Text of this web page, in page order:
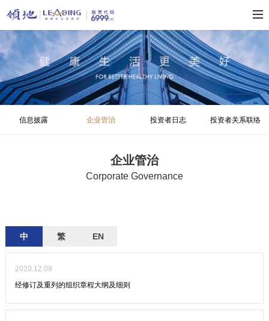
信息披露 企业管治 投资者日志 投资者关系联络
企业管治
Corporate Governance
中 繁 EN
2020.12.09
经修订及重列的组织章程大纲及细则